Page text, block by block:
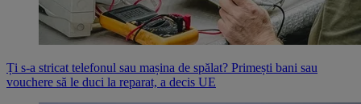
Ți s-a stricat telefonul sau mașina de spălat? Primești bani sau
vouchere să le duci la reparat, a decis UE